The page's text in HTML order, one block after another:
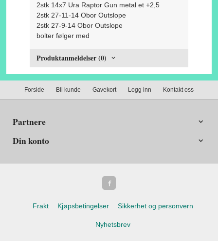
2stk 14x7 Ura Raptor Gun metal et +2,5
2stk 27-11-14 Obor Outslope
2stk 27-9-14 Obor Outslope
bolter følger med
Produktanmeldelser (0)
Forside Bli kunde Gavekort Logg inn Kontakt oss
Partnere
Din konto
Frakt Kjøpsbetingelser Sikkerhet og personvern
Nyhetsbrev